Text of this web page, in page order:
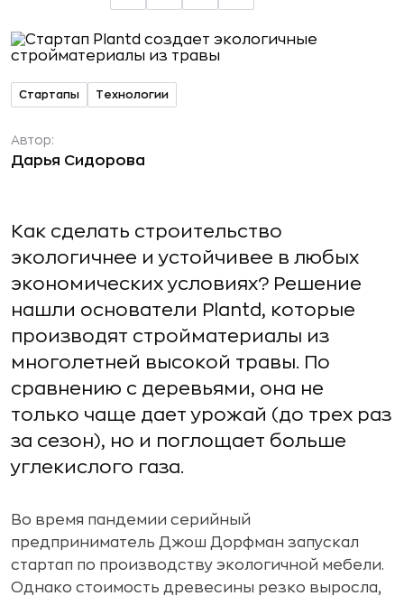
Стартапы Технологии
Автор:
Дарья Сидорова
Как сделать строительство
экологичнее и устойчивее в любых
экономических условиях? Решение
нашли основатели Plantd, которые
производят стройматериалы из
многолетней высокой травы. По
сравнению с деревьями, она не
только чаще дает урожай (до трех раз
за сезон), но и поглощает больше
углекислого газа.
Во время пандемии серийный
предприниматель Джош Дорфман запускал
стартап по производству экологичной мебели.
Однако стоимость древесины резко выросла,